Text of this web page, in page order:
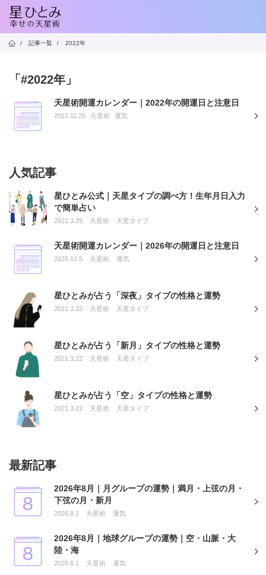
/ 記事一覧 / 2022年
「#2022年」
天星術開運カレンダー｜2022年の開運日と注意日
2021.11.25 天星術 運気
人気記事
星ひとみ公式｜天星タイプの調べ方！生年月日入力
で簡単占い
2021.3.29 天星術 天星タイプ
天星術開運カレンダー｜2026年の開運日と注意日
2025.12.5 天星術 運気
星ひとみが占う「深夜」タイプの性格と運勢
2021.3.22 天星術 天星タイプ
星ひとみが占う「新月」タイプの性格と運勢
2021.3.22 天星術 天星タイプ
星ひとみが占う「空」タイプの性格と運勢
2021.3.22 天星術 天星タイプ
最新記事
2026年8月｜月グループの運勢｜満月・上弦の月・
下弦の月・新月
2026.8.1 天星術 運気
2026年8月｜地球グループの運勢｜空・山脈・大
陸・海
2026.8.1 天星術 運気